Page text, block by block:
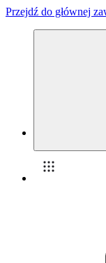
Przejdź do głównej